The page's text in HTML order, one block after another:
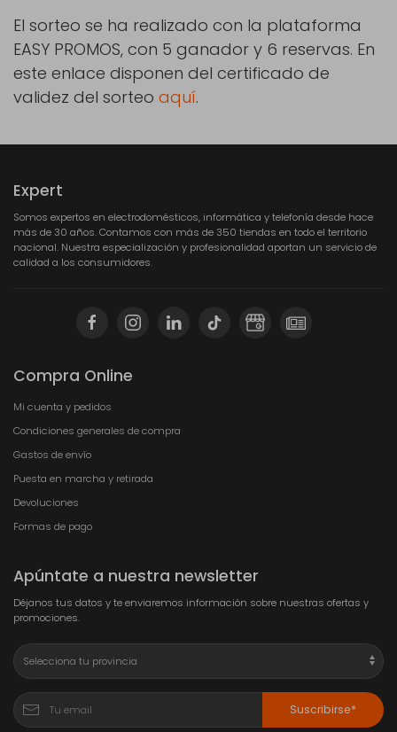
El sorteo se ha realizado con la plataforma
EASY PROMOS, con 5 ganador y 6 reservas. En
este enlace disponen del certificado de
validez del sorteo aquí.
Expert
Somos expertos en electrodomésticos, informática y telefonía desde hace
más de 30 años. Contamos con más de 350 tiendas en todo el territorio
nacional. Nuestra especialización y profesionalidad aportan un servicio de
calidad a los consumidores.
Compra Online
Mi cuenta y pedidos
Condiciones generales de compra
Gastos de envío
Puesta en marcha y retirada
Devoluciones
Formas de pago
Apúntate a nuestra newsletter
Déjanos tus datos y te enviaremos información sobre nuestras ofertas y
promociones.
Suscribirse*